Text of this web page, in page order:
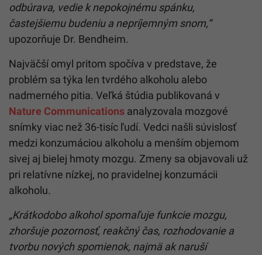
odbúrava, vedie k nepokojnému spánku,
častejšiemu budeniu a nepríjemným snom,“
upozorňuje Dr. Bendheim.
Najväčší omyl pritom spočíva v predstave, že
problém sa týka len tvrdého alkoholu alebo
nadmerného pitia. Veľká štúdia publikovaná v
Nature Communications analyzovala mozgové
snímky viac než 36-tisíc ľudí. Vedci našli súvislosť
medzi konzumáciou alkoholu a menším objemom
sivej aj bielej hmoty mozgu. Zmeny sa objavovali už
pri relatívne nízkej, no pravidelnej konzumácii
alkoholu.
„Krátkodobo alkohol spomaľuje funkcie mozgu,
zhoršuje pozornosť, reakčný čas, rozhodovanie a
tvorbu nových spomienok, najmä ak naruší